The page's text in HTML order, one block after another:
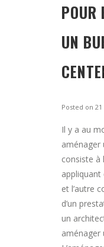
POUR
UN
Posted on
Il y a au
aménager
consiste à
appliquant
et l’autre
d’un
un
aménager